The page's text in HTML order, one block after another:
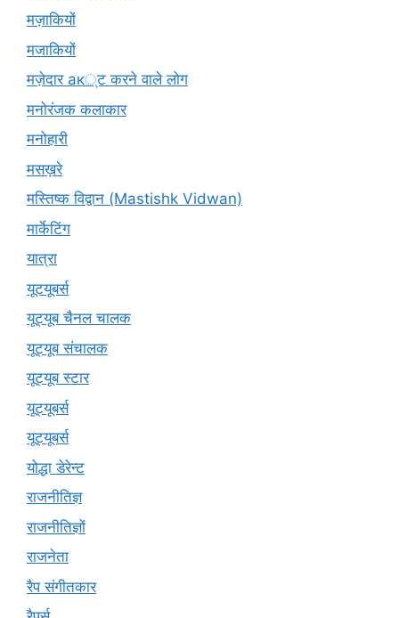
मज़ाकियों
मजाकियों
मज़ेदार ак्ट करने वाले लोग
मनोरंजक कलाकार
मनोहारी
मसख़रे
मस्तिष्क विद्वान (Mastishk Vidwan)
मार्केटिंग
यात्रा
यूटयूबर्स
यूट्यूब चैनल चालक
यूट्यूब संचालक
यूट्यूब स्टार
यूट्यूबर्स
यूट्‍यूबर्स
योद्धा डेरेन्ट
राजनीतिज्ञ
राजनीतिज्ञों
राजनेता
रैप संगीतकार